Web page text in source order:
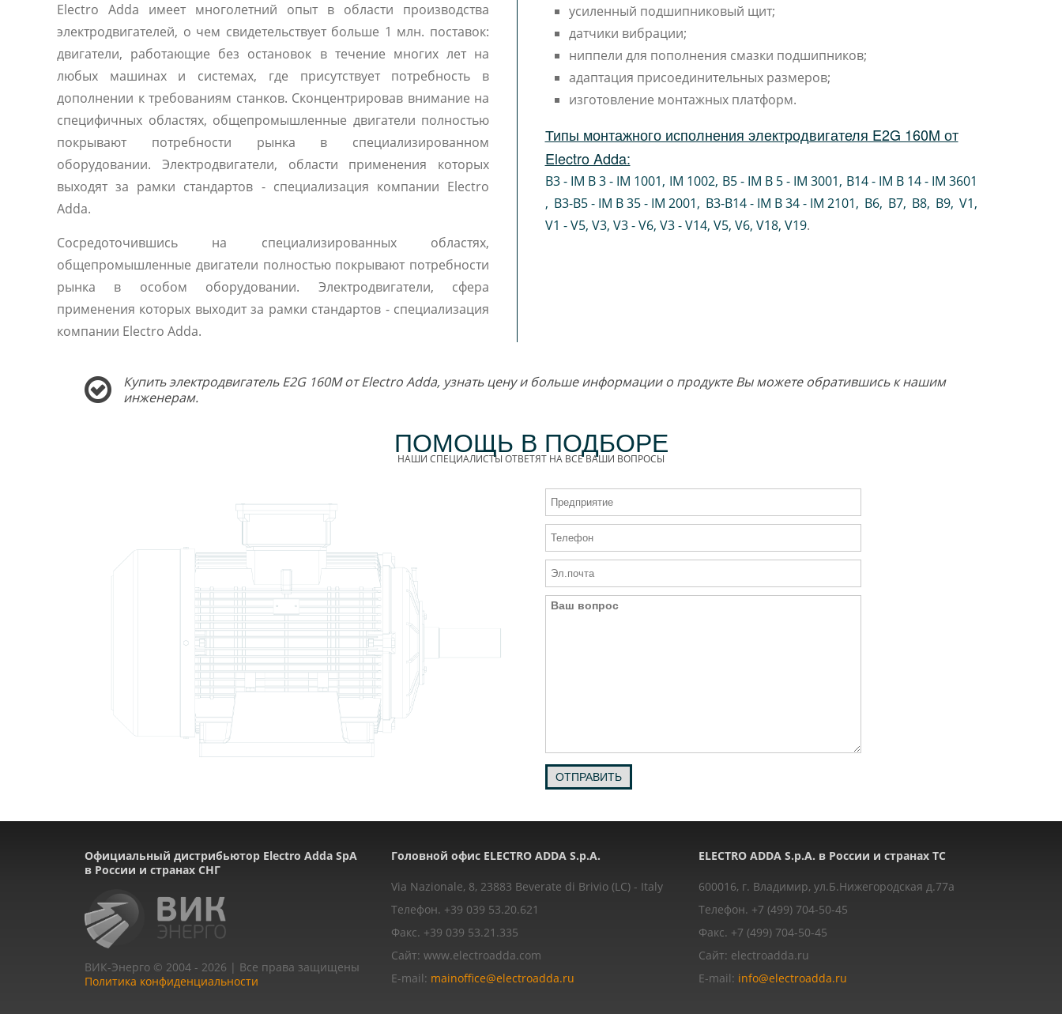
Electro Adda имеет многолетний опыт в области производства
электродвигателей, о чем свидетельствует больше 1 млн. поставок:
двигатели, работающие без остановок в течение многих лет на
любых машинах и системах, где присутствует потребность в
дополнении к требованиям станков. Сконцентрировав внимание на
специфичных областях, общепромышленные двигатели полностью
покрывают потребности рынка в специализированном
оборудовании. Электродвигатели, области применения которых
выходят за рамки стандартов - специализация компании Electro
Adda.
Сосредоточившись на специализированных областях,
общепромышленные двигатели полностью покрывают потребности
рынка в особом оборудовании. Электродвигатели, сфера
применения которых выходит за рамки стандартов - специализация
компании Electro Adda.
усиленный подшипниковый щит;
датчики вибрации;
ниппели для пополнения смазки подшипников;
адаптация присоединительных размеров;
изготовление монтажных платформ.
Типы монтажного исполнения электродвигателя E2G 160M от
Electro Adda:
B3 - IM B 3 - IM 1001, IM 1002, B5 - IM B 5 - IM 3001, B14 - IM B 14 - IM 3601
, B3-B5 - IM B 35 - IM 2001, B3-B14 - IM B 34 - IM 2101, B6, B7, B8, B9, V1
V1 - V5, V3, V3 - V6, V3 - V14, V5, V6, V18, V19.
Купить электродвигатель E2G 160M от Electro Adda, узнать цену и больше информации о продукте Вы можете обратившись к нашим
инженерам.
ПОМОЩЬ В ПОДБОРЕ
НАШИ СПЕЦИАЛИСТЫ ОТВЕТЯТ НА ВСЕ ВАШИ ВОПРОСЫ
ОТПРАВИТЬ
Официальный дистрибьютор Electro Adda SpA
в России и странах СНГ
ВИК-Энерго © 2004 - 2026 | Все права защищены
Политика конфиденциальности
Головной офис ELECTRO ADDA S.p.A.
Via Nazionale, 8, 23883 Beverate di Brivio (LC) - Italy
Телефон. +39 039 53.20.621
Факс. +39 039 53.21.335
Сайт: www.electroadda.com
E-mail: mainoffice@electroadda.ru
ELECTRO ADDA S.p.A. в России и странах ТС
600016, г. Владимир, ул.Б.Нижегородская д.77a
Телефон. +7 (499) 704-50-45
Факс. +7 (499) 704-50-45
Сайт: electroadda.ru
E-mail: info@electroadda.ru